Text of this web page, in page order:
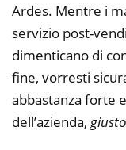
Ardes. Mentre i
servizio post-
dimenticano di
fine, vorresti
abbastanza forte
dell’azienda,